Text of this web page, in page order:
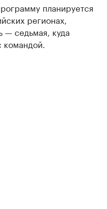
планируется
регионах,
— седьмая, куда
командой.